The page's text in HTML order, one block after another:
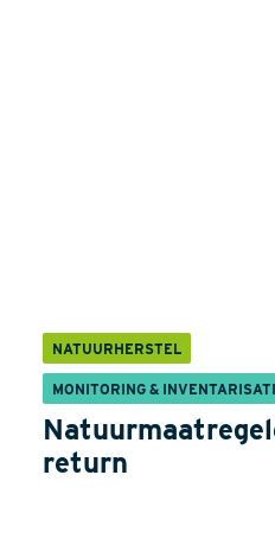
NATUURHERSTEL
MONITORING &
return